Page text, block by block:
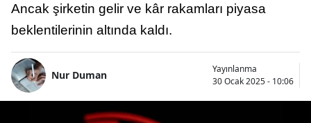
Ancak şirketin gelir ve kâr rakamları piyasa
beklentilerinin altında kaldı.
Nur Duman
Yayınlanma
30 Ocak 2025 - 10:06